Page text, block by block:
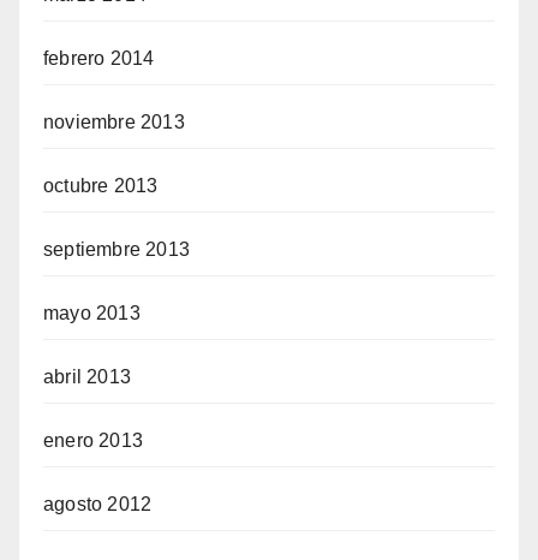
febrero 2014
noviembre 2013
octubre 2013
septiembre 2013
mayo 2013
abril 2013
enero 2013
agosto 2012